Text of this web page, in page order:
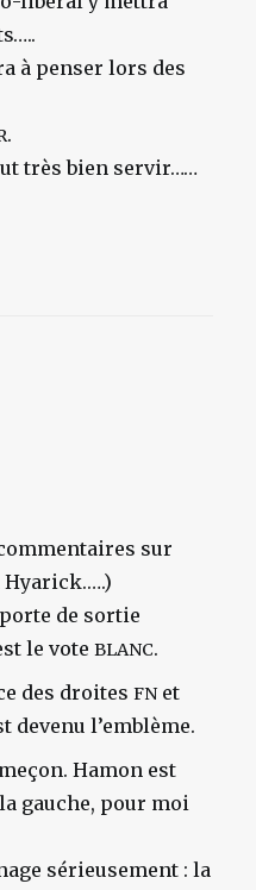
à penser lors des
.
très bien servir……
sur
Hyarick.….)
de sortie
le vote BLANC.
des droites FN et
devenu l’emblème.
Hamon est
gauche, pour moi
sérieusement : la